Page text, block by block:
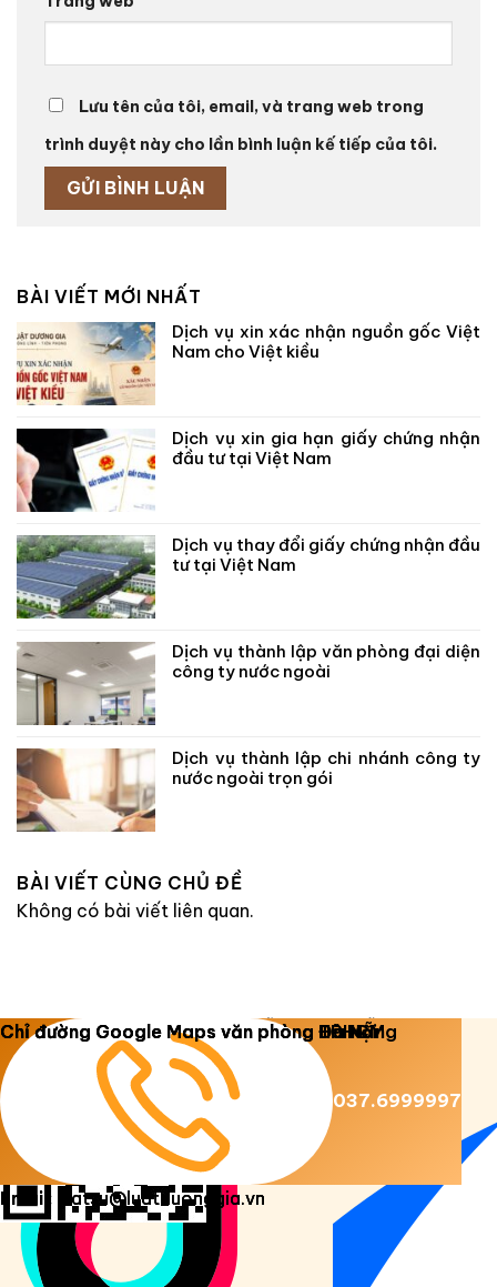
Lưu tên của tôi, email, và trang web trong
trình duyệt này cho lần bình luận kế tiếp của tôi.
BÀI VIẾT MỚI NHẤT
Dịch vụ xin xác nhận nguồn gốc Việt
Nam cho Việt kiều
Dịch vụ xin gia hạn giấy chứng nhận
đầu tư tại Việt Nam
Dịch vụ thay đổi giấy chứng nhận đầu
tư tại Việt Nam
Dịch vụ thành lập văn phòng đại diện
công ty nước ngoài
Dịch vụ thành lập chi nhánh công ty
nước ngoài trọn gói
BÀI VIẾT CÙNG CHỦ ĐỀ
Không có bài viết liên quan.
Copyright 2026 © Luật Dương Gia